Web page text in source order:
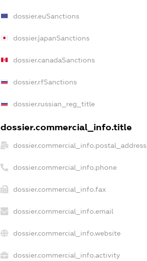
dossier.euSanctions
dossier.japanSanctions
dossier.canadaSanctions
dossier.rfSanctions
dossier.russian_reg_title
dossier.commercial_info.title
dossier.commercial_info.postal_address
dossier.commercial_info.phone
dossier.commercial_info.fax
dossier.commercial_info.email
dossier.commercial_info.website
dossier.commercial_info.activity